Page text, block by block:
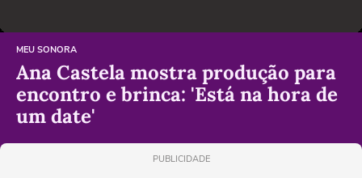
MEU SONORA
Ana Castela mostra produção para
encontro e brinca: 'Está na hora de
um date'
PUBLICIDADE